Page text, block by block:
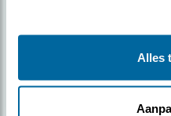
Alles
Foto genomen in: